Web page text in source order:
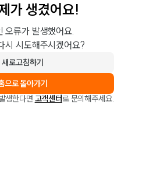
가 생겼어요!
오류가 발생했어요.
시 시도해주시겠어요?
새로고침하기
으로 돌아가기
생한다면 고객센터로 문의해주세요.